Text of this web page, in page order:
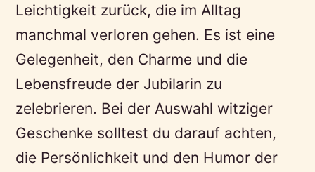
Leichtigkeit zurück, die im Alltag
manchmal verloren gehen. Es ist eine
Gelegenheit, den Charme und die
Lebensfreude der Jubilarin zu
zelebrieren. Bei der Auswahl witziger
Geschenke solltest du darauf achten,
die Persönlichkeit und den Humor der